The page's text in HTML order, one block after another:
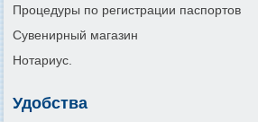
Процедуры по регистрации паспортов
Сувенирный магазин
Нотариус.
Удобства